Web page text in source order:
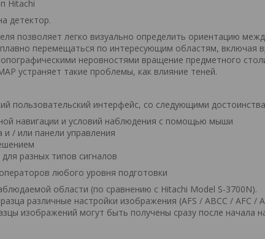
детектор.
позволяет легко визуально определить ориентацию
перемещаться по интересующим областям, включая
неровностями вращение предметного
устраняет такие проблемы, как влияние теней.
пользовательский интерфейс, со следующими
навигации и условий наблюдения с помощью мыши
/ или панели управления
разных типов сигналов
любого уровня подготовки
области (по сравнению с Hitachi Model S-3700N).
различные настройки изображения (AFS / ABCC / AFC /
изображений могут быть получены сразу после начала